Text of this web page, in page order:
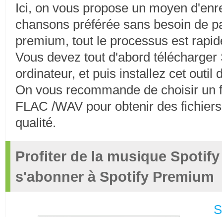
Ici, on vous propose un moyen
chansons préférée sans besoin de
premium, tout le processus est
Vous devez tout d'abord
ordinateur, et puis installez cet outil
On vous recommande de choisir un
FLAC /WAV pour obtenir des
qualité.
Profiter de la musique
s'abonner à Spotify Premium